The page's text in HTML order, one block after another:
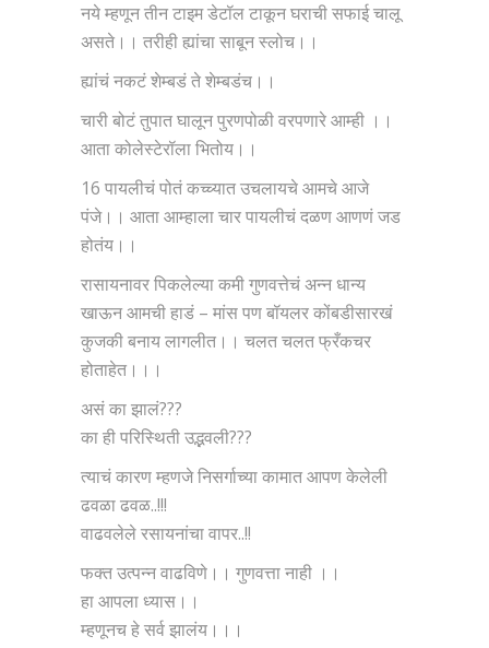
नये म्हणून तीन टाइम डेटॉल टाकून घराची सफाई चालू
असते।। तरीही ह्यांचा साबून स्लोच।।
ह्यांचं नकटं शेम्बडं ते शेम्बडंच।।
चारी बोटं तुपात घालून पुरणपोळी वरपणारे आम्ही ।।
आता कोलेस्टेरॉला भितोय।।
16 पायलीचं पोतं कच्च्यात उचलायचे आमचे आजे
पंजे।। आता आम्हाला चार पायलीचं दळण आणणं जड
होतंय।।
रासायनावर पिकलेल्या कमी गुणवत्तेचं अन्न धान्य
खाऊन आमची हाडं – मांस पण बॉयलर कोंबडीसारखं
कुजकी बनाय लागलीत।। चलत चलत फ्रँकचर
होताहेत।।।
असं का झालं???
का ही परिस्थिती उद्भवली???
त्याचं कारण म्हणजे निसर्गाच्या कामात आपण केलेली
ढवळा ढवळ..!!!
वाढवलेले रसायनांचा वापर..!!
फक्त उत्पन्न वाढविणे।। गुणवत्ता नाही ।।
हा आपला ध्यास।।
म्हणूनच हे सर्व झालंय।।।